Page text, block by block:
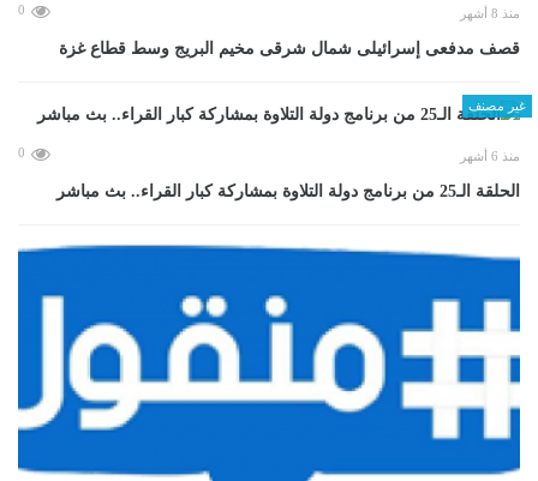
منذ 8 أشهر 0
قصف مدفعى إسرائيلى شمال شرقى مخيم البريج وسط قطاع غزة
غير مصنف
منذ 6 أشهر 0
الحلقة الـ25 من برنامج دولة التلاوة بمشاركة كبار القراء.. بث مباشر